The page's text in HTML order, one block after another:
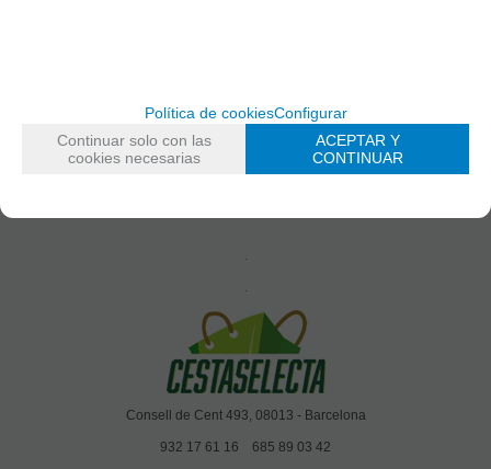
Distribuidor: PUNTO CULMINANTE 06, S.L., c/ Consell de
Cent, 493, local 2, 08013 Barcelona (España)
Consell de Cent 493, 08013 - Barcelona
932 17 61 16 685 89 03 42
Política de cookiesConfigurar
Continuar solo con las
cookies necesarias
ACEPTAR Y
CONTINUAR